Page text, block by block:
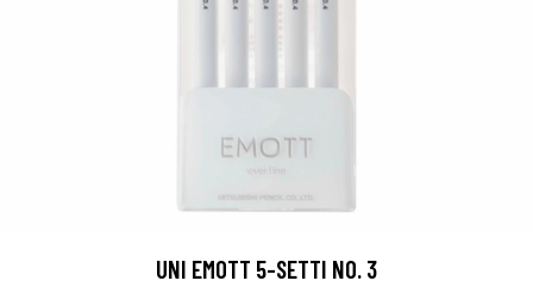
UNI EMOTT 5-SETTI NO. 3